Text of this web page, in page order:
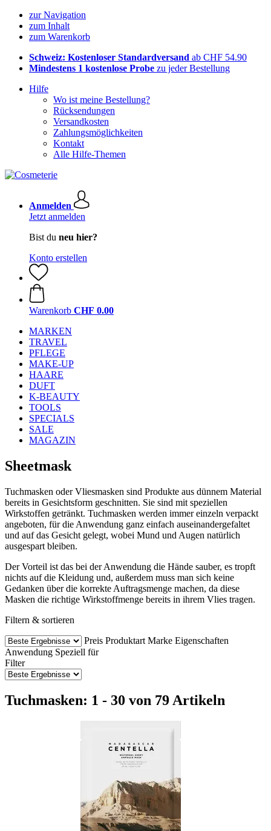
zur Navigation
zum Inhalt
zum Warenkorb
Schweiz: Kostenloser Standardversand ab CHF 54.90
Mindestens 1 kostenlose Probe zu jeder Bestellung
Hilfe
Wo ist meine Bestellung?
Rücksendungen
Versandkosten
Zahlungsmöglichkeiten
Kontakt
Alle Hilfe-Themen
Anmelden
Jetzt anmelden
Bist du neu hier?
Konto erstellen
Warenkorb CHF 0.00
MARKEN
TRAVEL
PFLEGE
MAKE-UP
HAARE
DUFT
K-BEAUTY
TOOLS
SPECIALS
SALE
MAGAZIN
Sheetmask
Tuchmasken oder Vliesmasken sind Produkte aus dünnem Material
bereits in Gesichtsform geschnitten. Sie sind mit speziellen
Wirkstoffen getränkt. Tuchmasken werden immer einzeln verpackt
angeboten, für die Anwendung ganz einfach auseinandergefaltet
und auf das Gesicht gelegt, wobei Mund und Augen natürlich
ausgespart bleiben.
Der Vorteil ist das bei der Anwendung die Hände sauber, es tropft
nichts auf die Kleidung und, außerdem muss man sich keine
Gedanken über die korrekte Auftragsmenge machen, da diese
Masken die richtige Wirkstoffmenge bereits in ihrem Vlies tragen.
Filtern & sortieren
Preis Produktart Marke Eigenschaften
Anwendung Speziell für
Filter
Tuchmasken: 1 - 30 von 79 Artikeln